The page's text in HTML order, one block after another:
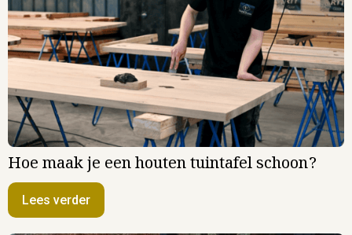
Hoe maak je een houten tuintafel schoon?
Lees verder